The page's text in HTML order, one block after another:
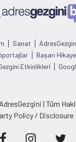
Sanat
Başarı
Etkinlikleri
| Tüm
Policy /